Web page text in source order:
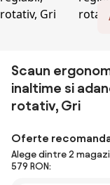
Scaun
inaltime si
rotativ, Gri
Oferte
Alege dintre 2
579 RON: